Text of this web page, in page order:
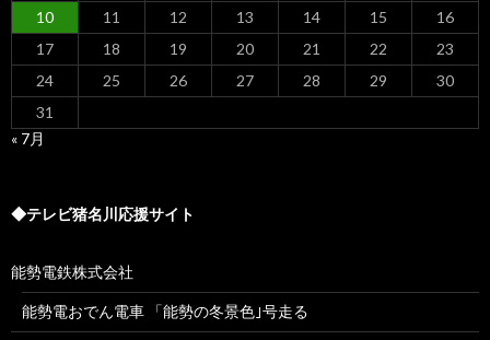
10
11 12 13 14 15
16
17
18 19 20 21 22
23
24
25 26 27 28 29
30
31
« 7月
◆テレビ猪名川応援サイト
能勢電鉄株式会社
能勢電おでん電車 「能勢の冬景色｣号走る